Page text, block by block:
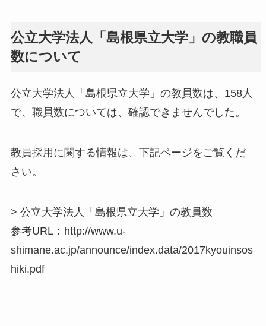
公立大学法人「島根県立大学」の教職員
数について
公立大学法人「島根県立大学」の教員数は、158人
で、職員数については、確認できませんでした。
教員採用に関する情報は、下記ページをご覧くだ
さい。
> 公立大学法人「島根県立大学」の教員数
参考URL：http://www.u-
shimane.ac.jp/announce/index.data/2017kyouinsos
hiki.pdf